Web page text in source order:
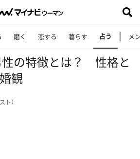
磨く 恋する 暮らす 占う メ
性の特徴とは？ 性格と
観
ト）